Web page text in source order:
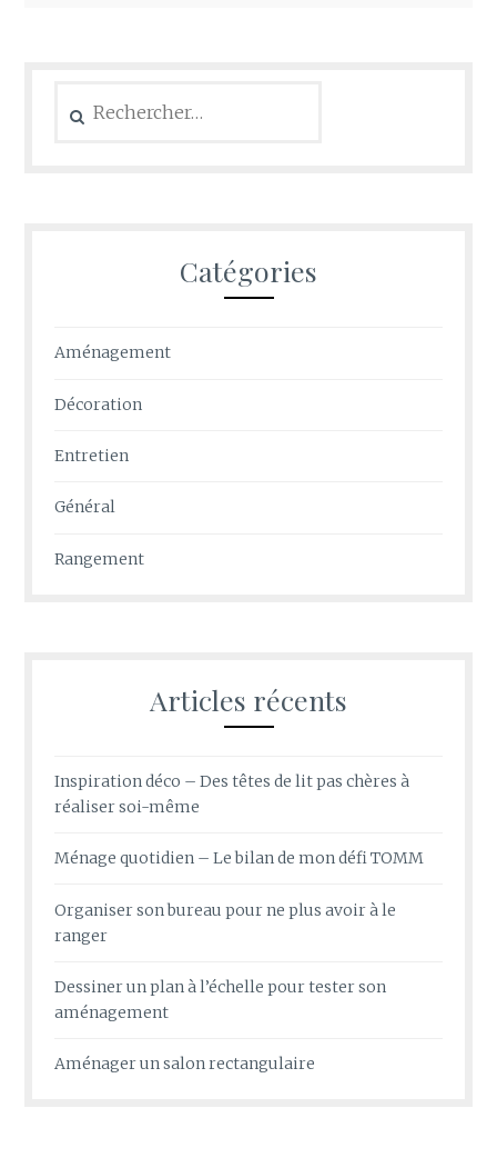
Catégories
Aménagement
Décoration
Entretien
Général
Rangement
Articles récents
Inspiration déco – Des têtes de lit pas chères à
réaliser soi-même
Ménage quotidien – Le bilan de mon défi TOMM
Organiser son bureau pour ne plus avoir à le
ranger
Dessiner un plan à l’échelle pour tester son
aménagement
Aménager un salon rectangulaire